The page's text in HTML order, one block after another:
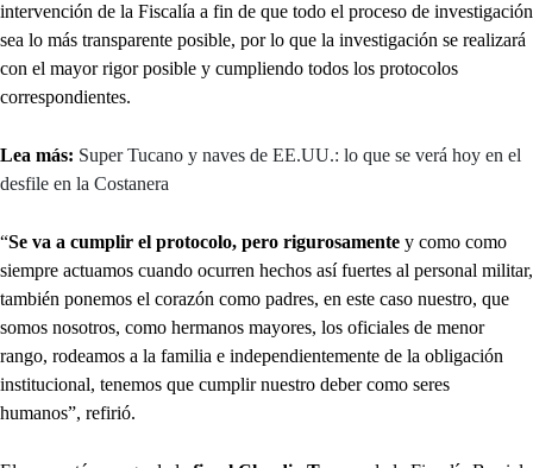
intervención de la Fiscalía a fin de que todo el proceso de investigación
sea lo más transparente posible, por lo que la investigación se realizará
con el mayor rigor posible y cumpliendo todos los protocolos
correspondientes.
Lea más: Super Tucano y naves de EE.UU.: lo que se verá hoy en el
desfile en la Costanera
“Se va a cumplir el protocolo, pero rigurosamente y como como
siempre actuamos cuando ocurren hechos así fuertes al personal militar,
también ponemos el corazón como padres, en este caso nuestro, que
somos nosotros, como hermanos mayores, los oficiales de menor
rango, rodeamos a la familia e independientemente de la obligación
institucional, tenemos que cumplir nuestro deber como seres
humanos”, refirió.